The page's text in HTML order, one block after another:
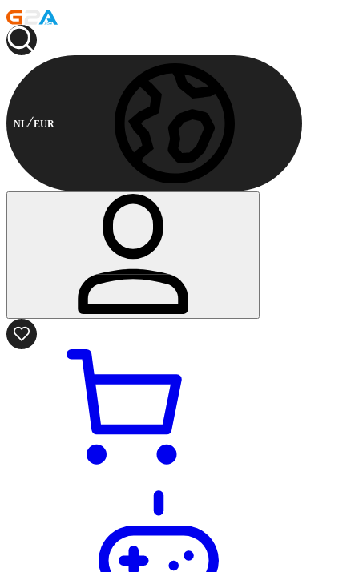
NL EUR